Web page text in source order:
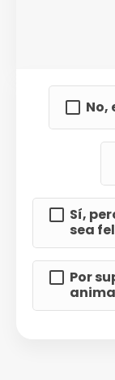
No,
Sí,
sea
Por